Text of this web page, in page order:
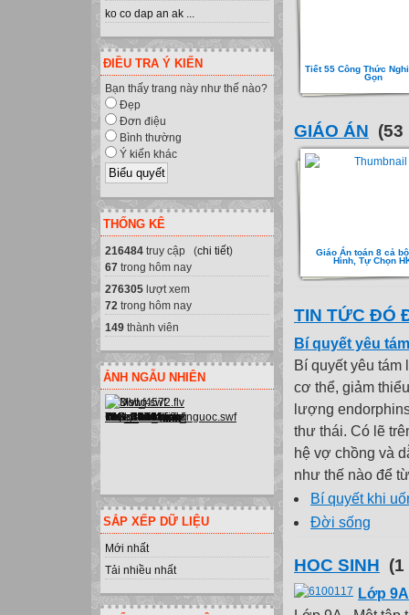
ko co dap an ak ...
ĐIỀU TRA Ý KIẾN
Bạn thấy trang này như thế nào?
Đẹp
Đơn điệu
Bình thường
Ý kiến khác
THỐNG KÊ
216484 truy cập (chi tiết)
67 trong hôm nay
276305 lượt xem
72 trong hôm nay
149 thành viên
ẢNH NGẪU NHIÊN
SẮP XẾP DỮ LIỆU
Mới nhất
Tải nhiều nhất
Tiết 55 Công Thức
Gọn
GIÁO ÁN (53
Giáo Án toán 8 cả
Hình, Tự Chọn
TIN TỨC ĐÓ
Bí quyết yêu
Bí quyết yêu tám
cơ thể, giảm
lượng
thư thái. Có lẽ
hệ vợ chồng và
như thế nào để
Bí quyết khi
Đời sống
HOC SINH (1
Lớp 9A